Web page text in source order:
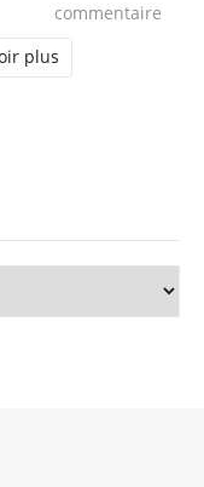
commentaire
plus